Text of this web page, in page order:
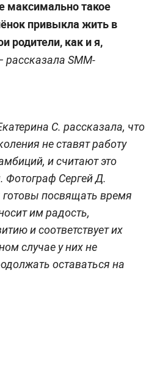
максимально такое
привыкла жить в
родители, как и я,
SMM-
С. рассказала, что
не ставят работу
и считают это
Сергей Д.
посвящать время
им радость,
и соответствует их
случае у них не
оставаться на